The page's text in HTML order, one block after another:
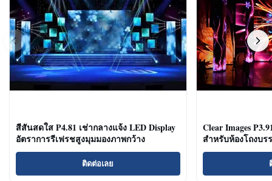
สีสันสดใส P4.81 เช่ากลางแจ้ง LED Display
อัตราการรีเฟรชสูงมุมมองภาพกว้าง
ติดต่อเลย
Clear Images
สำหรับห้องโถงบร